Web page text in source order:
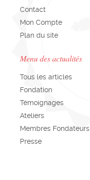
Contact
Mon Compte
Plan du site
Menu des actualités
Tous les articles
Fondation
Témoignages
Ateliers
Membres Fondateurs
Presse